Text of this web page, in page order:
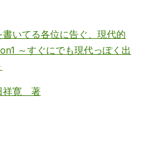
いてる各位に告ぐ、現代的
～すぐにでも現代っぽく出
祥寛 著